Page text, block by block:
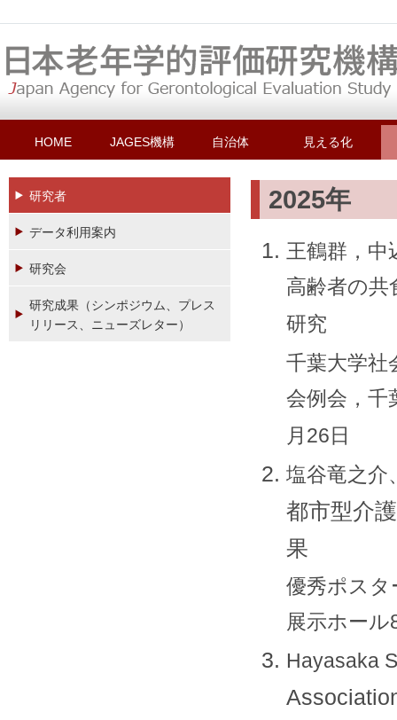
HOME JAGES機構 自治体 見える化
研究者
データ利用案内
研究会
研究成果（シンポジウム、プレス
リリース、ニューズレター）
2025年
王鶴群，中
高齢者の
研究
千葉大学社
会例会，千
月26日
塩谷竜之介
都市型介
果
優秀ポスタ
展示ホール
Hayasaka